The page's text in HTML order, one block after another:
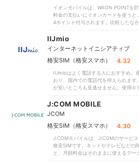
くい」という口コミに反し、地下や
りました。時間帯によって速度制御
通話・ビデオ電話などがギガフリーで
なしというのは少し物足りない」との
の繰り越しは不可。しかし、上限を超
使えます。トークでの位置情報の共有
ュース記事の閲覧など、一部LINEギガ
す。また、月30GB以上のプランがな
人にも不向き。月30GBを超える場合
の、1GBあたり550円と高めでした。
を自分でする必要があるため、ハード
はいえ、eSIM・MNPワンストップ対
ら、ぜひ検討してくださいね。＜おす
めできない人＞月によっては3GBを超
な人実店舗で契約したい人
イオンモバイルは、WAON POINTを
料金の支払いにイオンカードを使う
4ポイント付与されます。比較したな
んでした。日頃からWAON POINTを
ともメリットです。格安SIMには店頭
いなか、対面でスタッフに相談しなが
チェックできることも利点です。料
す。10GB前後のプランから選ぶしか
思うと、こちらは「自分に合った設定
時は3,608円（中央値3,900円）と、比
ストを抑えやすいのもポイントです。
格安SIMと同様にMNPワンストップに
対応の携帯会社間の乗り換えなら、
気軽に乗り換えやすいでしょう。一
いるMVNOなので、通信速度が不安定
す。2026年4月上旬の計測結果では、
IIJmio
インターネットイニシアティブ
格安SIM（格安スマホ）
4.32
IIJmioはよく電話する人におすすめ。
おり、国内での電話代を抑えられます
が安いところも見逃せません。使用ギ
た。他社には月990円で3GB使えるプ
い人にもおすすめ。比較した他社より
プが豊富であり、執筆時点ではOPPO
んが、ほしいスマホが見つかればセッ
ライン契約が主流の格安SIMのなかで
トです。家電量販店の即日カウンター
J:COM MOBILE
JCOM
格安SIM（格安スマホ）
4.30
J:COMモバイルは、J:COMのサービ
格安SIMです。ネットやテレビなどの
と、月額料金はそのままに使えるデー